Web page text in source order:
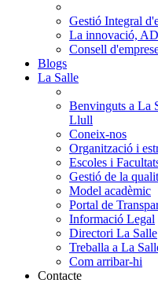
Gestió Integral
La innovació,
Consell
Blogs
La Salle
Benvinguts a La
Llull
Coneix-nos
Organització i
Escoles i
Gestió de la
Model acadèmic
Portal de
Informació Legal
Directori La Salle
Treballa a La
Com arribar-hi
Contacte